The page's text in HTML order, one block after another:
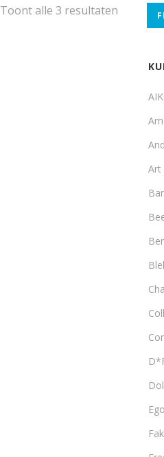
Toont alle 3 resultaten
Art